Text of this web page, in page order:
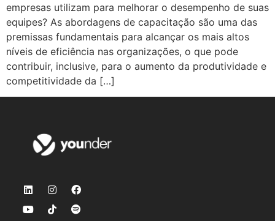
empresas utilizam para melhorar o desempenho de suas
equipes? As abordagens de capacitação são uma das
premissas fundamentais para alcançar os mais altos
níveis de eficiência nas organizações, o que pode
contribuir, inclusive, para o aumento da produtividade e
competitividade da […]